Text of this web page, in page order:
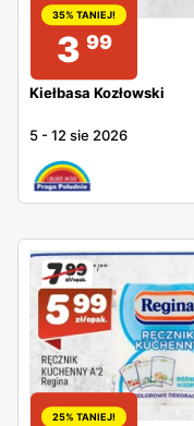
35% TANIEJ!
3 99
Kiełbasa Kozłowski
5 -12 sie 2026
25% TANIEJ!